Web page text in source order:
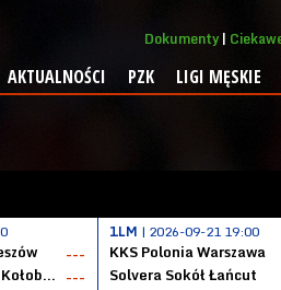
Dokumenty
AKTUALNOŚCI PZK LIGI MĘSKIE
---
Datzzy Kotwica Port Kołobrzeg ---
1LM | 2026-09-21 19:00
KKS Polonia Warszawa
Solvera Sokół Łańcut